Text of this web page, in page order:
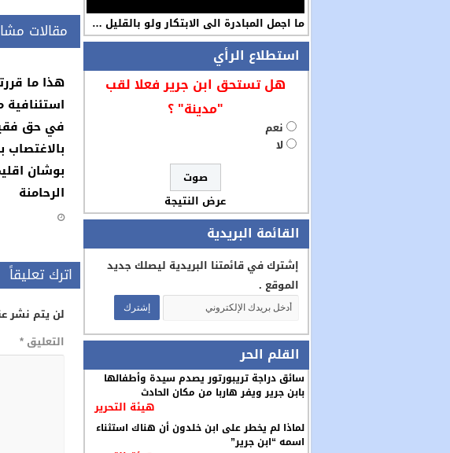
ما اجمل المبادرة الى الابتكار ولو بالقليل …
استطلاع الرأي
هل تستحق ابن جرير فعلا لقب
"مدينة" ؟
نعم
لا
عرض النتيجة
القائمة البريدية
إشترك في قائمتنا البريدية ليصلك جديد
الموقع .
القلم الحر
سائق دراجة تريبورتور يصدم سيدة وأطفالها
بابن جرير ويفر هاربا من مكان الحادث
هيئة التحرير
لماذا لم يخطر على ابن خلدون أن هناك استثناء
اسمه “ابن جرير”
مقالات
هذا ما
في حق
بالاغتصاب
بوشان
الرحامنة
اترك تعليقاً
لن يتم نشر
التعليق*